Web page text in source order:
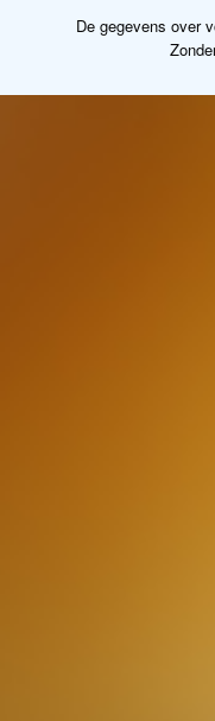
De gegevens over